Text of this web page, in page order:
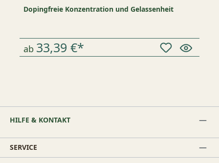
Dopingfreie Konzentration und Gelassenheit
ab 33,39 €*
HILFE & KONTAKT
SERVICE